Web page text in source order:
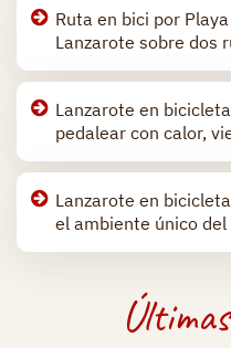
Ruta en bici por
Lanzarote sobre dos
Lanzarote en
pedalear con calor,
Lanzarote en
el ambiente único del